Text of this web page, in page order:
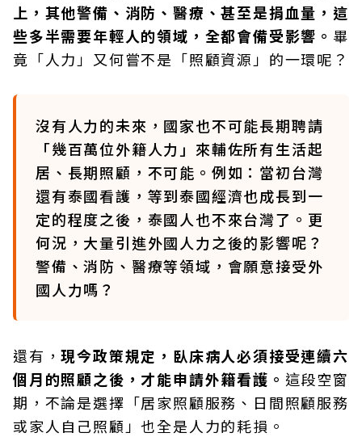
上，其他警備、消防、醫療、甚至是捐血量，這
些多半需要年輕人的領域，全都會備受影響。 畢
竟「人力」又何嘗不是「照顧資源」的一環呢？
沒有人力的未來，國家也不可能長期聘請
「幾百萬位外籍人力」來輔佐所有生活起
居、長期照顧，不可能。例如：當初台灣
還有泰國看護，等到泰國經濟也成長到一
定的程度之後，泰國人也不來台灣了。更
何況，大量引進外國人力之後的影響呢？
警備、消防、醫療等領域，會願意接受外
國人力嗎？
還有，現今政策規定，臥床病人必須接受連續六
個月的照顧之後，才能申請外籍看護。 這段空窗
期，不論是選擇「居家照顧服務、日間照顧服務
或家人自己照顧」也全是人力的耗損。